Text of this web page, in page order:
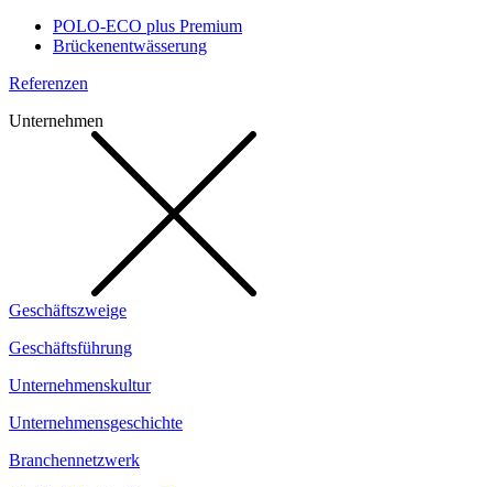
POLO-ECO plus Premium
Brückenentwässerung
Referenzen
Unternehmen
Geschäftszweige
Geschäftsführung
Unternehmenskultur
Unternehmensgeschichte
Branchennetzwerk